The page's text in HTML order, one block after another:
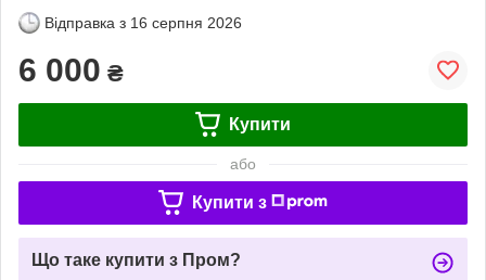
Відправка з 16 серпня 2026
6 000 ₴
Купити
або
Купити з
Що таке купити з Пром?